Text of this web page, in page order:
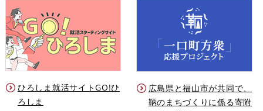
ひろしま就活サイトGO!ひ
ろしま
広島県と福山市が共同で、
鞆のまちづくりに係る寄附